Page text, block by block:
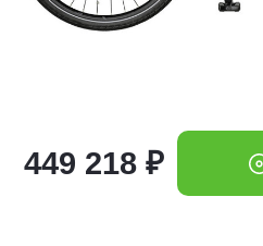
449 218 ₽
Оплачивайте сегодня
25% картой любого
выбранный способом
75%